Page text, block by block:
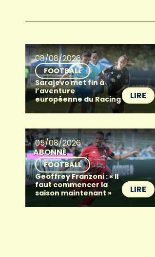
08/08/2026
FOOTBALL
Sarajevo met fin à
l’aventure
européenne du Racing
LIRE
05/08/2026
ABONNÉ
FOOTBALL
Geoffrey Franzoni : « Il
faut commencer la
saison maintenant »
LIRE